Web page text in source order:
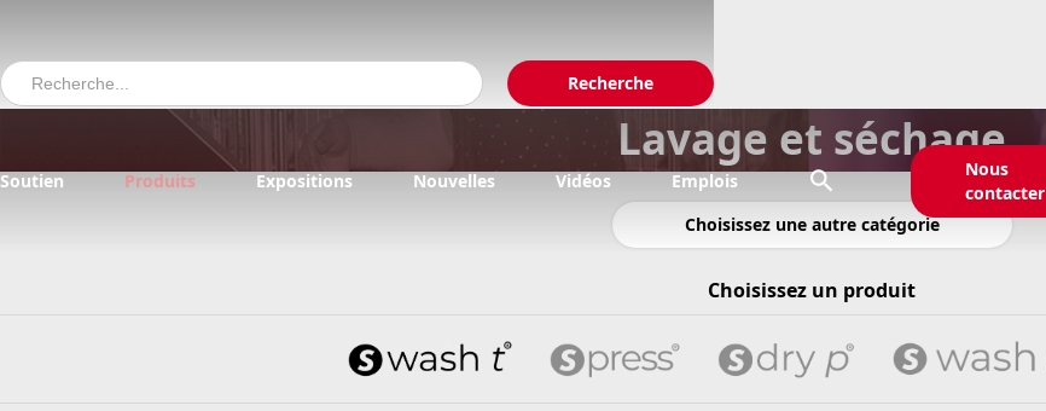
Soutien Produits Expositions Nouvelles Vidéos Emplois 
Nous
contacter
Lavage et séchage
Choisissez une autre catégorie
Choisissez un produit